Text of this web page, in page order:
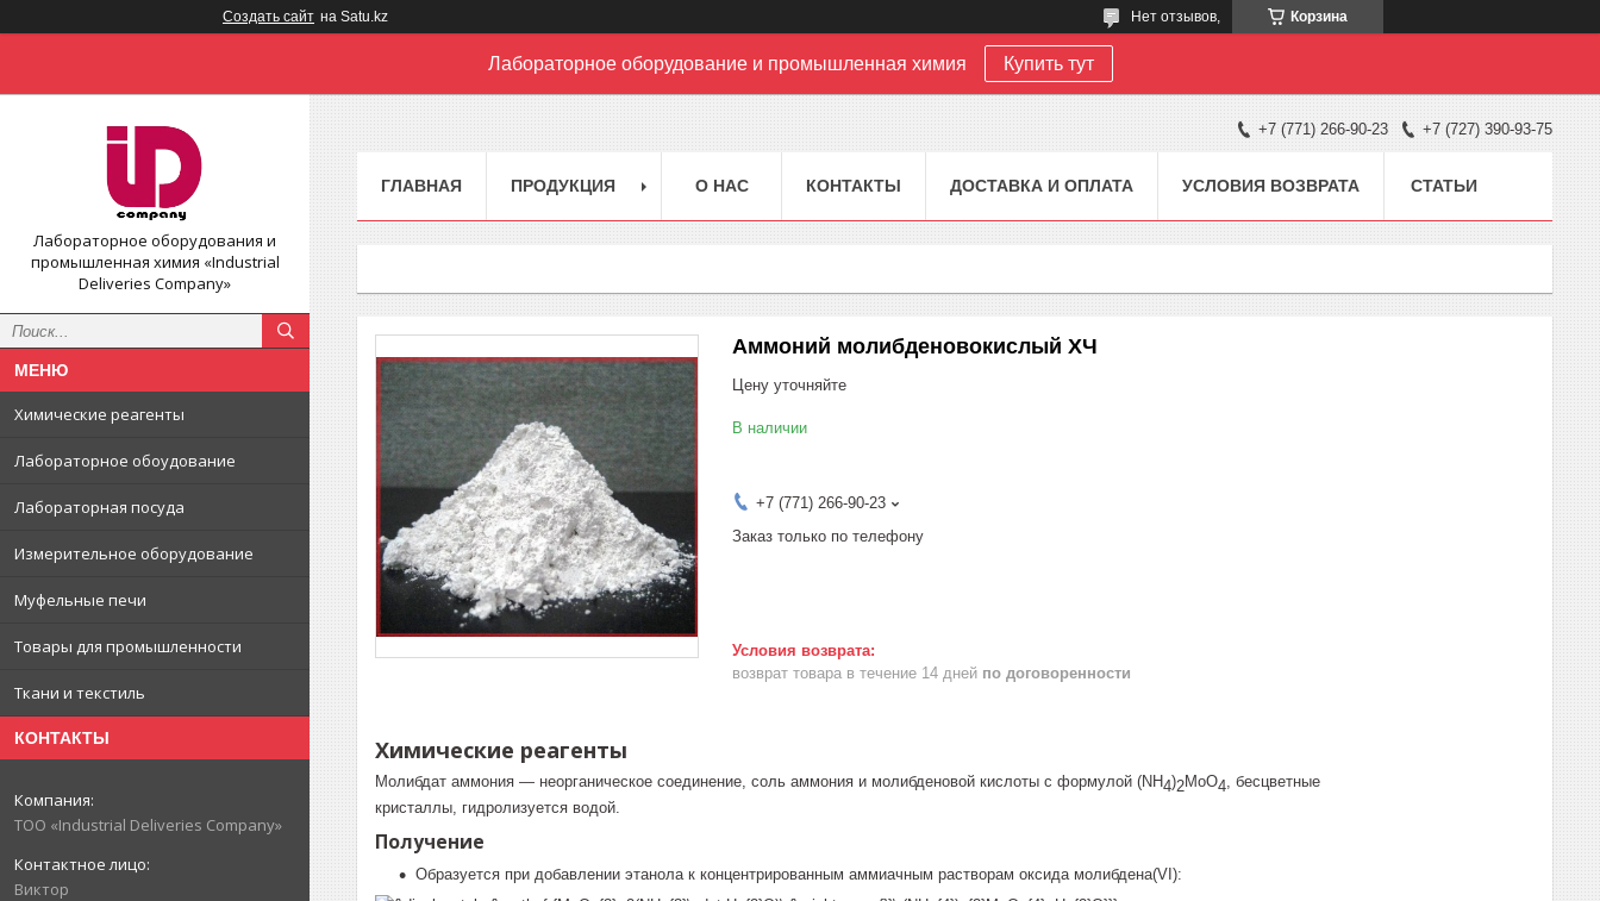
Создать сайт на Satu.kz Корзина
Нет отзывов,
Лабораторное оборудование и промышленная химия Купить тут
Лабораторное оборудования и
промышленная химия «Industrial
Deliveries Company»
Химические реагенты
Лабораторное обоудование
Лабораторная посуда
Измерительное оборудование
Муфельные печи
Товары для промышленности
Ткани и текстиль
КОНТАКТЫ
ТОО «Industrial Deliveries Company»
Виктор
+7 (771) 266-90-23 +7 (727) 390-93-75
ГЛАВНАЯ ПРОДУКЦИЯ О НАС КОНТАКТЫ ДОСТАВКА И ОПЛАТА УСЛОВИЯ ВОЗВРАТА СТАТЬИ
Аммоний молибденовокислый ХЧ
Цену уточняйте
В наличии
+7 (771) 266-90-23
Заказ только по телефону
возврат товара в течение 14 дней по договоренности
Химические реагенты
Молибдат аммония — неорганическое соединение, соль аммония и молибденовой кислоты с формулой (NH4)2MoO4 , бесцветные
кристаллы, гидролизуется водой.
Получение
Образуется при добавлении этанола к концентрированным аммиачным растворам оксида молибдена(VI):